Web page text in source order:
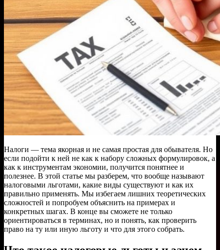
Налоги — тема якорная и не самая простая для обывателя. Но
если подойти к ней не как к набору сложных формулировок, а
как к инструментам экономии, получится понятнее и
полезнее. В этой статье мы разберем, что вообще называют
налоговыми льготами, какие виды существуют и как их
правильно применять. Мы избегаем лишних теоретических
сложностей и попробуем объяснить на примерах и
конкретных шагах. В конце вы сможете не только
ориентироваться в терминах, но и понять, как проверить
право на ту или иную льготу и что для этого собрать.